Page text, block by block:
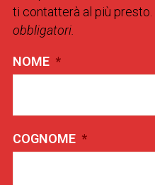
ti contatterà al più presto.
obbligatori.
NOME *
COGNOME *